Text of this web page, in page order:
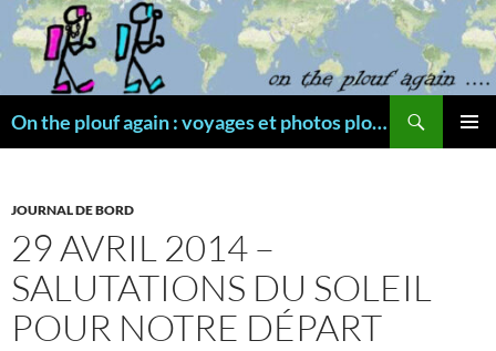
Aller
au
contenu
On the plouf again : voyages et photos plongée
JOURNAL DE BORD
29 AVRIL 2014 –
SALUTATIONS DU SOLEIL
POUR NOTRE DÉPART